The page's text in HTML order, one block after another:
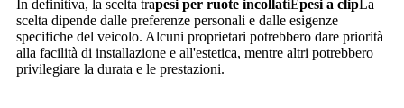
In definitiva, la scelta trapesi per ruote incollatiEpesi a clipLa
scelta dipende dalle preferenze personali e dalle esigenze
specifiche del veicolo. Alcuni proprietari potrebbero dare priorità
alla facilità di installazione e all'estetica, mentre altri potrebbero
privilegiare la durata e le prestazioni.